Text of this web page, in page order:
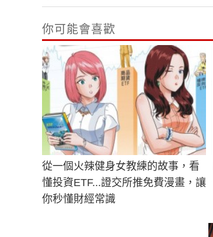
你可能會喜歡
從一個火辣健身女教練的故事，看
懂投資ETF...證交所推免費漫畫，讓
你秒懂財經常識